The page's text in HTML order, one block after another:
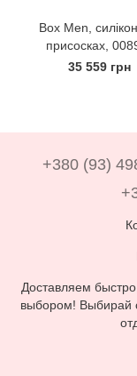
Вох Men,
присосках,
35 559 грн
+380 (93)
Доставляем
выбором! Выбирай